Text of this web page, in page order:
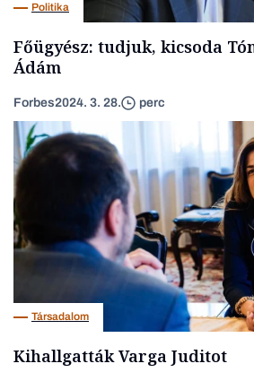
Politika
Főügyész: tudjuk, kicsoda
Ádám
Forbes2024. 3. 28. perc
Társadalom
Kihallgatták Varga Juditot